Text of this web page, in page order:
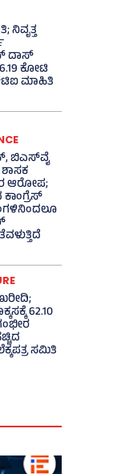
ನಿವೃತ್ತ
ದಾಸ್
ಕೋಟಿ
ಮಾಹಿತಿ
ಬಿಎಸ್‌ವೈ
ಆರೋಪ;
ಖರೀದಿ;
62.10
ಸಮಿತಿ